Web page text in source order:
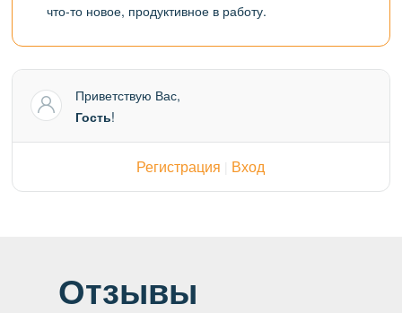
что-то новое, продуктивное в работу.
Приветствую Вас,
Гость!
Регистрация Вход
Отзывы